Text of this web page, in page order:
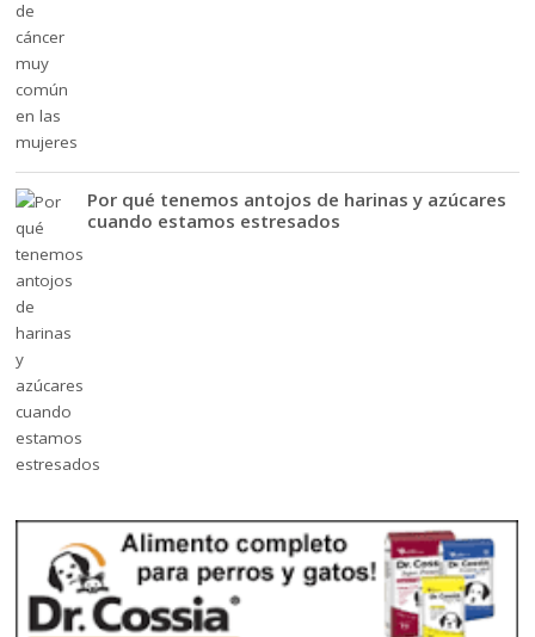
Por qué tenemos antojos de harinas y azúcares
cuando estamos estresados